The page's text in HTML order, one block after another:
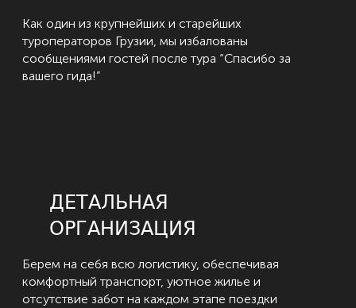
Как один из крупнейших и старейших
туроператоров Грузии, мы избалованы
сообщениями гостей после тура “Спасибо за
вашего гида!”
ДЕТАЛЬНАЯ
ОРГАНИЗАЦИЯ
Берем на себя всю логистику, обеспечивая
комфортный транспорт, уютное жилье и
отсутствие забот на каждом этапе поездки